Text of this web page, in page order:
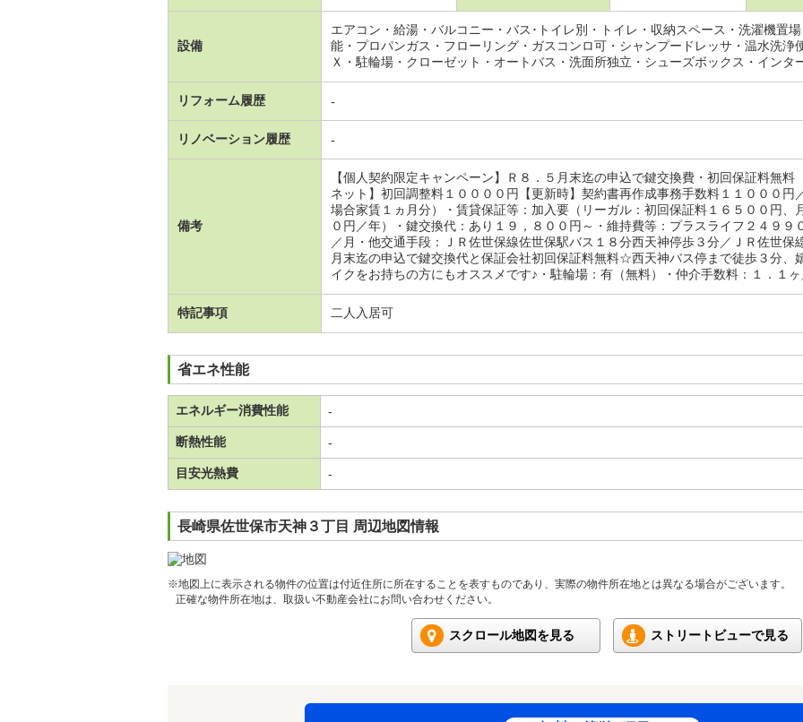
設備
エアコン・給湯・バルコニー・バス･トイレ別・トイレ・収納スペース・洗濯機置
能・プロパンガス・フローリング・ガスコンロ可・シャンプードレッサ・温水洗浄
Ｘ・駐輪場・クローゼット・オートバス・洗面所独立・シューズボックス・インタ
リフォーム履歴 -
リノベーション履歴 -
備考
【個人契約限定キャンペーン】Ｒ８．５月末迄の申込で鍵交換費・初回保証料無
ネット】初回調整料１００００円【更新時】契約書再作成事務手数料１１０００円
場合家賃１ヵ月分）・賃貸保証等：加入要（リーガル：初回保証料１６５００円、
０円／年）・鍵交換代：あり１９，８００円～・維持費等：プラスライフ２４９９
／月・他交通手段：ＪＲ佐世保線佐世保駅バス１８分西天神停歩３分／ＪＲ佐世保
月末迄の申込で鍵交換代と保証会社初回保証料無料☆西天神バス停まで徒歩３分、
イクをお持ちの方にもオススメです♪・駐輪場：有（無料）・仲介手数料：１．１
特記事項 二人入居可
省エネ性能
エネルギー消費性能 -
断熱性能 -
目安光熱費 -
長崎県佐世保市天神３丁目 周辺地図情報
※地図上に表示される物件の位置は付近住所に所在することを表すものであり、実際の物件所在地とは異なる場合がございます。
正確な物件所在地は、取扱い不動産会社にお問い合わせください。
スクロール地図を見る ストリートビューで見る